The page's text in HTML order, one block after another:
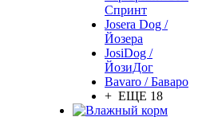
Спринт
Josera Dog /
Йозера
JosiDog /
ЙозиДог
Bavaro / Баваро
+ ЕЩЕ 18